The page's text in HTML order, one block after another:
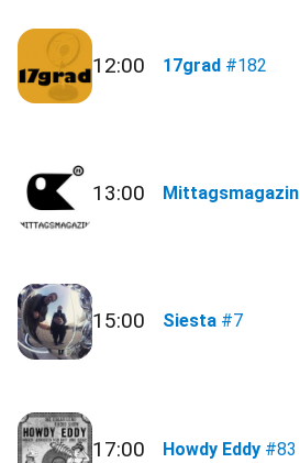
12:00 17grad #182
13:00 Mittagsmagazin
15:00 Siesta #7
17:00 Howdy Eddy #83